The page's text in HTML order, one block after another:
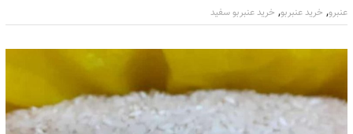
عنبرو, خرید عنبربو, خرید عنبربو سفید